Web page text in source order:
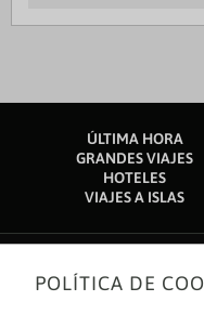
ÚLTIMA HORA
GRANDES VIAJES
HOTELES
VIAJES A ISLAS
Sobre nosotros
POLÍTICA DE